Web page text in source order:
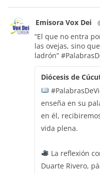
Emisora Vox Dei
“El que no entra
las ovejas, sino
ladrón”
Diócesis de
enseña en su
en él,
vida plena.
La reflexión
Duarte Rivero,